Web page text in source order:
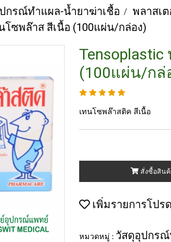
กรณ์ทำแผล-น้ำยาฆ่าเชื้อ พลาสเ
โซพล๊าส สีเนื้อ (100แผ่น/กล่อง)
(100แผ่น/กล่
เทนโซพล๊าสติค สีเนื้อ
สั่งซื้อสินค้
เพิ่มรายการโปรด
หมวดหมู่ : วัสดุอุปกรณ์